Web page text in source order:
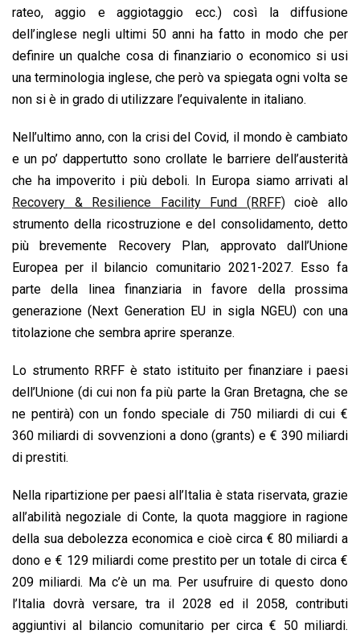
rateo, aggio e aggiotaggio ecc.) così la diffusione
dell’inglese negli ultimi 50 anni ha fatto in modo che per
definire un qualche cosa di finanziario o economico si usi
una terminologia inglese, che però va spiegata ogni volta se
non si è in grado di utilizzare l’equivalente in italiano.
Nell’ultimo anno, con la crisi del Covid, il mondo è cambiato
e un po’ dappertutto sono crollate le barriere dell’austerità
che ha impoverito i più deboli. In Europa siamo arrivati al
Recovery & Resilience Facility Fund (RRFF)cioè allo
strumento della ricostruzione e del consolidamento, detto
più brevemente Recovery Plan, approvato dall’Unione
Europea per il bilancio comunitario 2021-2027. Esso fa
parte della linea finanziaria in favore della prossima
generazione (Next Generation EU in sigla NGEU) con una
titolazione che sembra aprire speranze.
Lo strumento RRFF è stato istituito per finanziare i paesi
dell’Unione (di cui non fa più parte la Gran Bretagna, che se
ne pentirà) con un fondo speciale di 750 miliardi di cui €
360 miliardi di sovvenzioni a dono (grants) e € 390 miliardi
di prestiti.
Nella ripartizione per paesi all’Italia è stata riservata, grazie
all’abilità negoziale di Conte, la quota maggiore in ragione
della sua debolezza economica e cioè circa € 80 miliardi a
dono e € 129 miliardi come prestito per un totale di circa €
209 miliardi. Ma c’è un ma. Per usufruire di questo dono
l’Italia dovrà versare, tra il 2028 ed il 2058, contributi
aggiuntivi al bilancio comunitario per circa € 50 miliardi.